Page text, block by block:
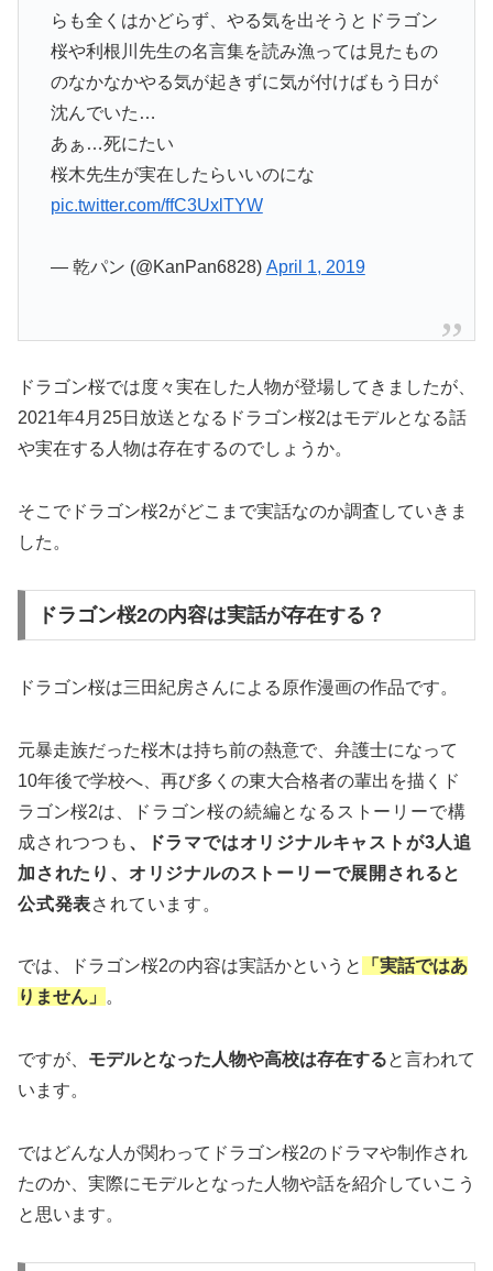
らも全くはかどらず、やる気を出そうとドラゴン
桜や利根川先生の名言集を読み漁っては見たもの
のなかなかやる気が起きずに気が付けばもう日が
沈んでいた…
あぁ…死にたい
桜木先生が実在したらいいのにな
pic.twitter.com/ffC3UxlTYW
— 乾パン (@KanPan6828) April 1, 2019
ドラゴン桜では度々実在した人物が登場してきましたが、
2021年4月25日放送となるドラゴン桜2はモデルとなる話
や実在する人物は存在するのでしょうか。
そこでドラゴン桜2がどこまで実話なのか調査していきま
した。
ドラゴン桜2の内容は実話が存在する？
ドラゴン桜は三田紀房さんによる原作漫画の作品です。
元暴走族だった桜木は持ち前の熱意で、弁護士になって
10年後で学校へ、再び多くの東大合格者の輩出を描くド
ラゴン桜2は、
ドラゴン桜の続編となるストーリーで構
成されつつも 、ドラマではオリジナルキャストが3人追
加されたり、 オリジナルのストーリーで展開されると
公式発表されています。
では、ドラゴン桜2の内容は実話かというと
「実話ではあ
りません」
。
ですが、 モデルとなった人物や高校は存在すると言われて
います。
ではどんな人が関わってドラゴン桜2のドラマや制作され
たのか、実際にモデルとなった人物や話を紹介していこう
と思います。